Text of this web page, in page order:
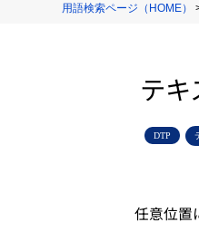
用語検索ページ（HOME）
テ
DTP
任意位置